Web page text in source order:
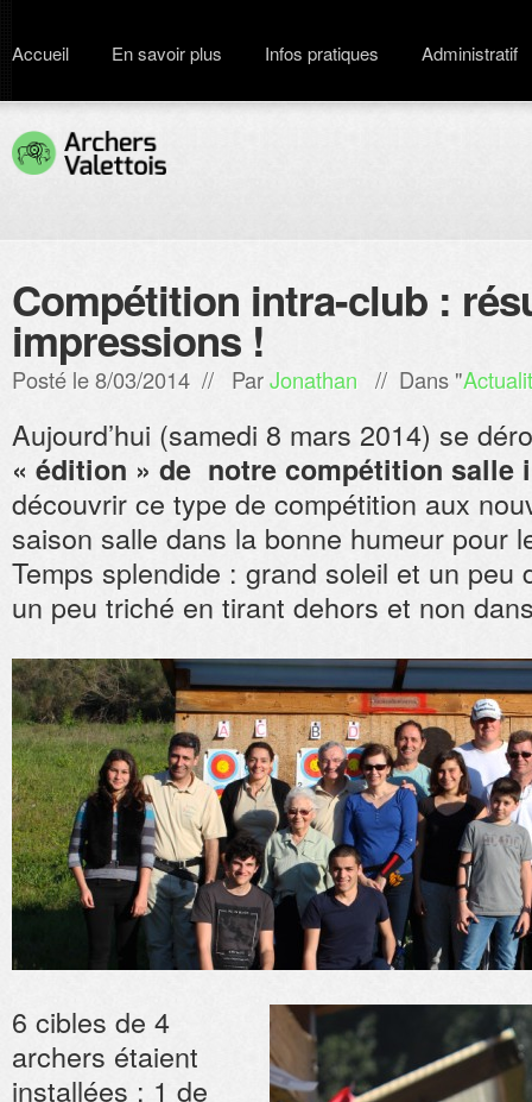
Accueil En savoir plus Infos pratiques Administratif
Compétition intra-club :
impressions !
Posté le 8/03/2014 // ParJonathan // Dans "
Aujourd’hui (samedi 8 mars 2014) se
« édition » de notre compétition salle
découvrir ce type de compétition aux
saison salle dans la bonne humeur pour
Temps splendide : grand soleil et un peu
un peu triché en tirant dehors et non
6 cibles de 4
archers étaient
installées : 1 de